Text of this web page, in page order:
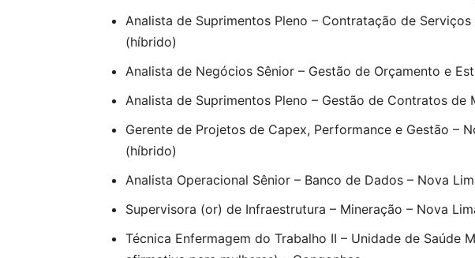
Analista de Suprimentos Pleno – Contratação de
(híbrido)
Analista de Negócios Sênior – Gestão de Orçamento e
Analista de Suprimentos Pleno – Gestão de Contratos de
Gerente de Projetos de Capex, Performance e Gestão –
(híbrido)
Analista Operacional Sênior – Banco de Dados – Nova
Supervisora (or) de Infraestrutura – Mineração – Nova
Técnica Enfermagem do Trabalho II – Unidade de Saúde